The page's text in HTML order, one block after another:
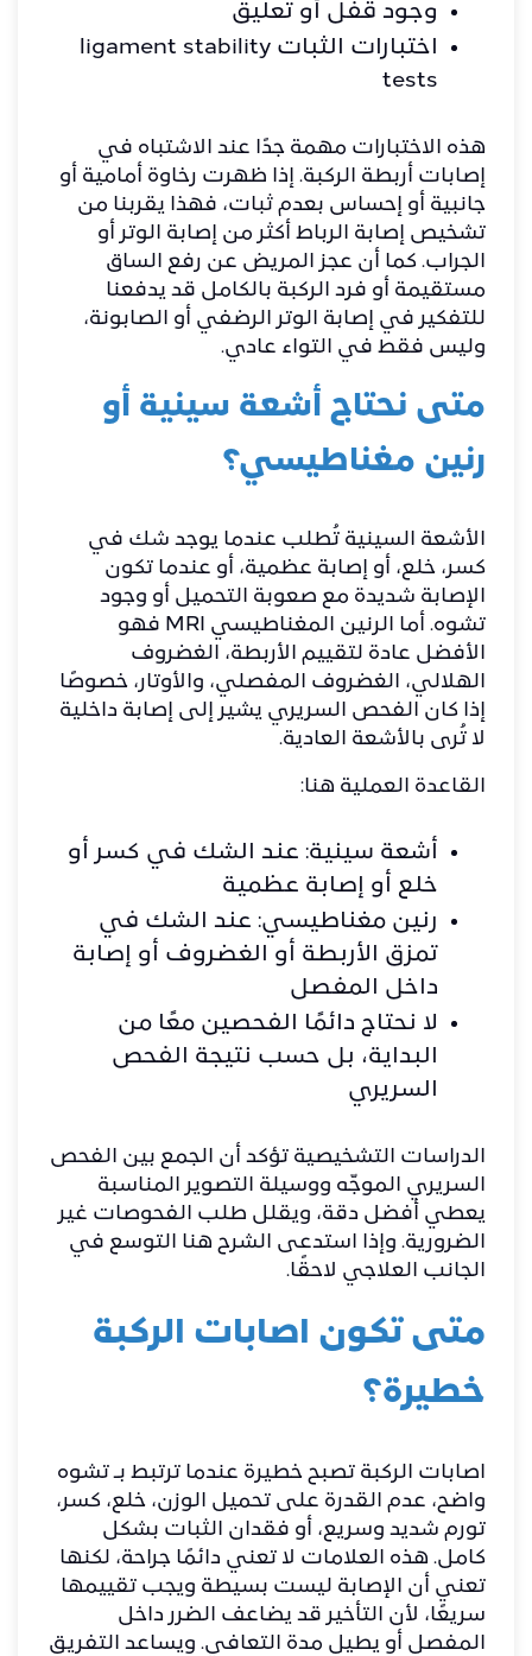
وجود قفل أو تعليق
اختبارات الثبات ligament stability
tests
هذه الاختبارات مهمة جدًا عند الاشتباه في
إصابات أربطة الركبة. إذا ظهرت رخاوة أمامية أو
جانبية أو إحساس بعدم ثبات، فهذا يقربنا من
تشخيص إصابة الرباط أكثر من إصابة الوتر أو
الجراب. كما أن عجز المريض عن رفع الساق
مستقيمة أو فرد الركبة بالكامل قد يدفعنا
للتفكير في إصابة الوتر الرضفي أو الصابونة،
وليس فقط في التواء عادي.
متى نحتاج أشعة سينية أو
رنين مغناطيسي؟
الأشعة السينية تُطلب عندما يوجد شك في
كسر، خلع، أو إصابة عظمية، أو عندما تكون
الإصابة شديدة مع صعوبة التحميل أو وجود
تشوه. أما الرنين المغناطيسي MRI فهو
الأفضل عادة لتقييم الأربطة، الغضروف
الهلالي، الغضروف المفصلي، والأوتار، خصوصًا
إذا كان الفحص السريري يشير إلى إصابة داخلية
لا تُرى بالأشعة العادية.
القاعدة العملية هنا:
أشعة سينية: عند الشك في كسر أو
خلع أو إصابة عظمية
رنين مغناطيسي: عند الشك في
تمزق الأربطة أو الغضروف أو إصابة
داخل المفصل
لا نحتاج دائمًا الفحصين معًا من
البداية، بل حسب نتيجة الفحص
السريري
الدراسات التشخيصية تؤكد أن الجمع بين الفحص
السريري الموجّه ووسيلة التصوير المناسبة
يعطي أفضل دقة، ويقلل طلب الفحوصات غير
الضرورية. وإذا استدعى الشرح هنا التوسع في
الجانب العلاجي لاحقًا.
متى تكون اصابات الركبة
خطيرة؟
اصابات الركبة تصبح خطيرة عندما ترتبط بـ تشوه
واضح، عدم القدرة على تحميل الوزن، خلع، كسر،
تورم شديد وسريع، أو فقدان الثبات بشكل
كامل. هذه العلامات لا تعني دائمًا جراحة، لكنها
تعني أن الإصابة ليست بسيطة ويجب تقييمها
سريعًا، لأن التأخير قد يضاعف الضرر داخل
المفصل أو يطيل مدة التعافي. ويساعد التفريق